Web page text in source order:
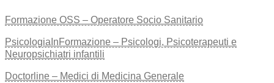
Formazione OSS – Operatore Socio Sanitario
PsicologiaInFormazione – Psicologi, Psicoterapeuti e
Neuropsichiatri infantili
Doctorline – Medici di Medicina Generale